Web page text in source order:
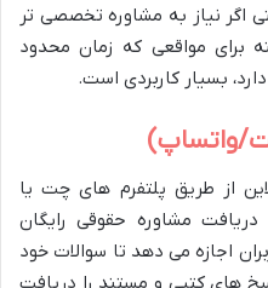
اگر نیاز به مشاوره تخصصی تر
برای مواقعی که زمان محدود
بسیار کاربردی است.
واتساپ)
از طریق پلتفرم های چت یا
دریافت مشاوره حقوقی رایگان
اجازه می دهد تا سوالات خود